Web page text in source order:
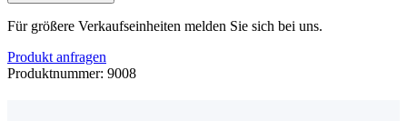
Für größere Verkaufseinheiten melden Sie sich bei uns.
Produkt anfragen
Produktnummer: 9008